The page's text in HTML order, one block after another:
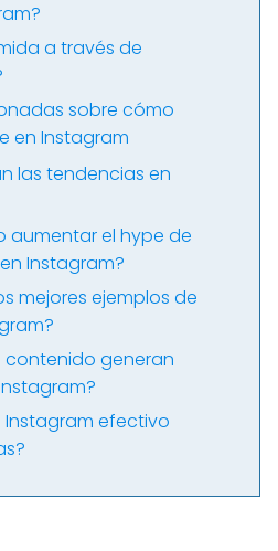
a través de
sobre cómo
en Instagram
las tendencias en
aumentar el hype de
Instagram?
mejores ejemplos de
contenido generan
Instagram efectivo